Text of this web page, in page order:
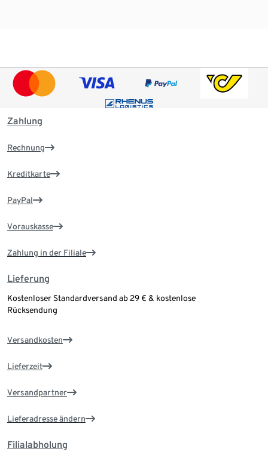
Zahlung
Rechnung
Kreditkarte
PayPal
Vorauskasse
Zahlung in der Filiale
Lieferung
Kostenloser Standardversand ab 29 € & kostenlose
Rücksendung
Versandkosten
Lieferzeit
Versandpartner
Lieferadresse ändern
Filialabholung